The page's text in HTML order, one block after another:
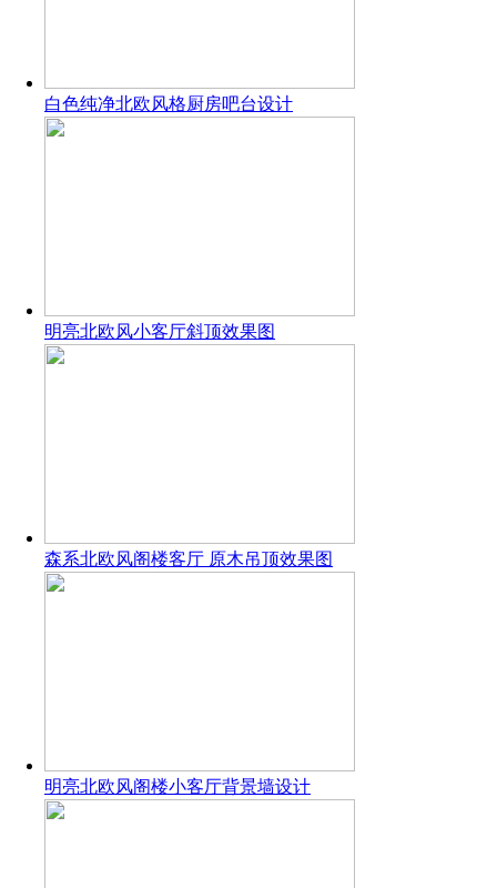
白色纯净北欧风格厨房吧台设计
明亮北欧风小客厅斜顶效果图
森系北欧风阁楼客厅 原木吊顶效果图
明亮北欧风阁楼小客厅背景墙设计